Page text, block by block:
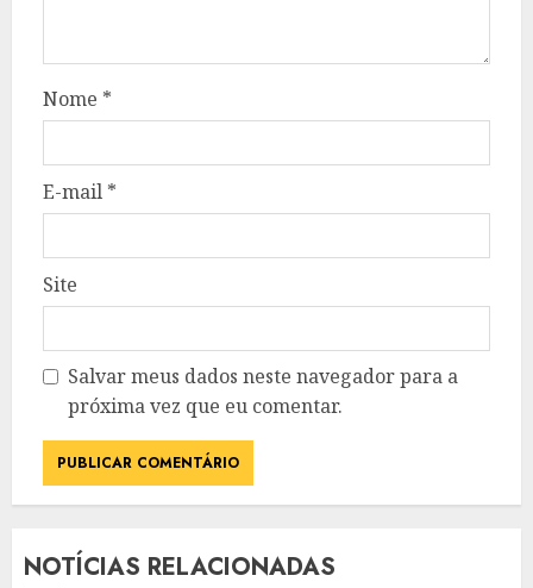
Nome *
E-mail *
Site
Salvar meus dados neste navegador para a
próxima vez que eu comentar.
NOTÍCIAS RELACIONADAS